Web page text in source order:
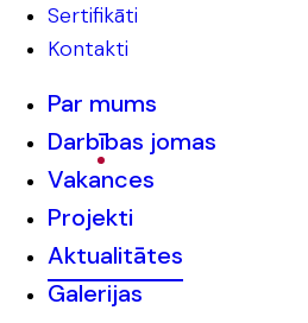
Sertifikāti
Kontakti
Par mums
Darbības jomas
Vakances
Projekti
Aktualitātes
Galerijas